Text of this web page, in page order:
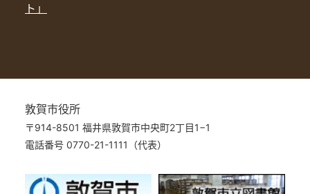
ト」
敦賀市役所
〒914-8501 福井県敦賀市中央町2丁目1−1
電話番号 0770-21-1111（代表）